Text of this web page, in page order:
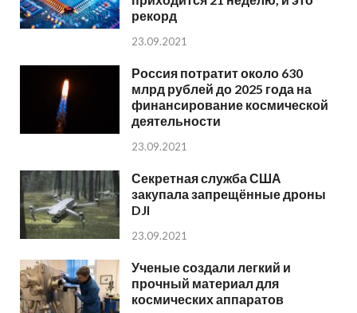
рекорд
23.09.2021
Россия потратит около 630
млрд рублей до 2025 года на
финансирование космической
деятельности
23.09.2021
Секретная служба США
закупала запрещённые дроны
DJI
23.09.2021
Ученые создали легкий и
прочный материал для
космических аппаратов